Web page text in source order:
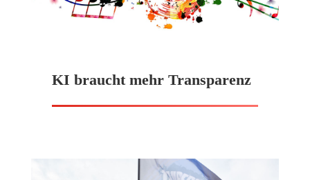
KI braucht mehr Transparenz